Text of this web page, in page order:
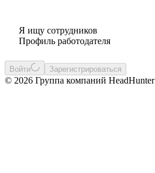
Я ищу сотрудников
Профиль работодателя
Войти Зарегистрироваться
© 2026 Группа компаний HeadHunter